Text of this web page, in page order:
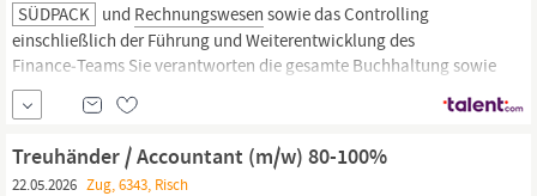
SÜDPACK und Rechnungswesen sowie das Controlling
einschließlich der Führung und Weiterentwicklung des
Finance‑Teams Sie verantworten die gesamte Buchhaltung sowie
die Erstellung der Monats‑, Quartals‑ und Jahresabschlüsse
einschließlich Teilkonzernabschlüssen nach HGB und Swiss GAAP
FER und stellen die Einhaltung aller gesetzlichen und
regulatorischen...
Treuhänder / Accountant (m/w) 80-100%
22.05.2026 Zug, 6343, Risch